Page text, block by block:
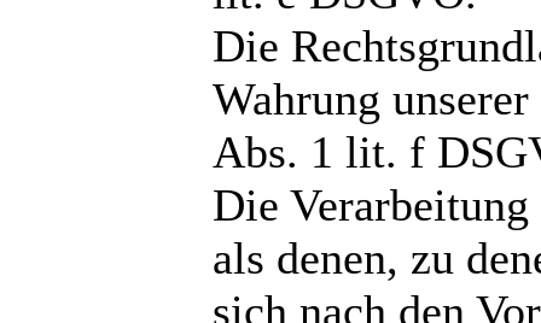
Die
Wahrung
Abs. 1 lit. f
Die
als denen, zu
sich nach den